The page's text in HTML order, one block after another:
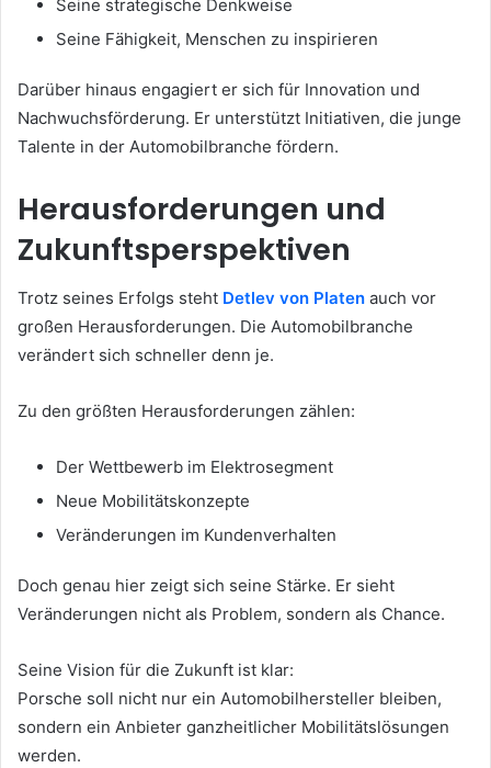
Seine strategische Denkweise
Seine Fähigkeit, Menschen zu inspirieren
Darüber hinaus engagiert er sich für Innovation und
Nachwuchsförderung. Er unterstützt Initiativen, die junge
Talente in der Automobilbranche fördern.
Herausforderungen und
Zukunftsperspektiven
Trotz seines Erfolgs steht Detlev von Platen auch vor
großen Herausforderungen. Die Automobilbranche
verändert sich schneller denn je.
Zu den größten Herausforderungen zählen:
Der Wettbewerb im Elektrosegment
Neue Mobilitätskonzepte
Veränderungen im Kundenverhalten
Doch genau hier zeigt sich seine Stärke. Er sieht
Veränderungen nicht als Problem, sondern als Chance.
Seine Vision für die Zukunft ist klar:
Porsche soll nicht nur ein Automobilhersteller bleiben,
sondern ein Anbieter ganzheitlicher Mobilitätslösungen
werden.